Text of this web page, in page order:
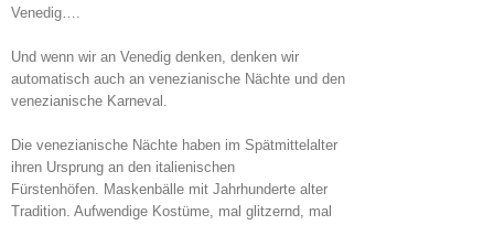
Venedig….
Und wenn wir an Venedig denken, denken wir
automatisch auch an venezianische Nächte und den
venezianische Karneval.
Die venezianische Nächte haben im Spätmittelalter
ihren Ursprung an den italienischen
Fürstenhöfen. Maskenbälle mit Jahrhunderte alter
Tradition. Aufwendige Kostüme, mal glitzernd, mal